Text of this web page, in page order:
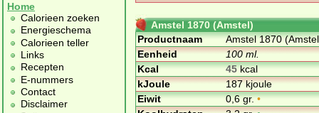
Home
Calorieen zoeken
Energieschema
Calorieen teller
Links
Recepten
E-nummers
Contact
Disclaimer
Amstel 1870 (Amstel)
Productnaam
Amstel 1870
Eenheid
100 ml.
Kcal
45kcal
kJoule
187 kjoule
Eiwit
0,6 gr.•